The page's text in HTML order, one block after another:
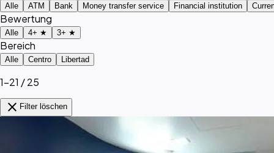
Alle ATM Bank Money transfer service Financial institution
Bewertung
Alle 4+ ★ 3+ ★
Bereich
Alle Centro Libertad
1–21 / 25
close Filter löschen